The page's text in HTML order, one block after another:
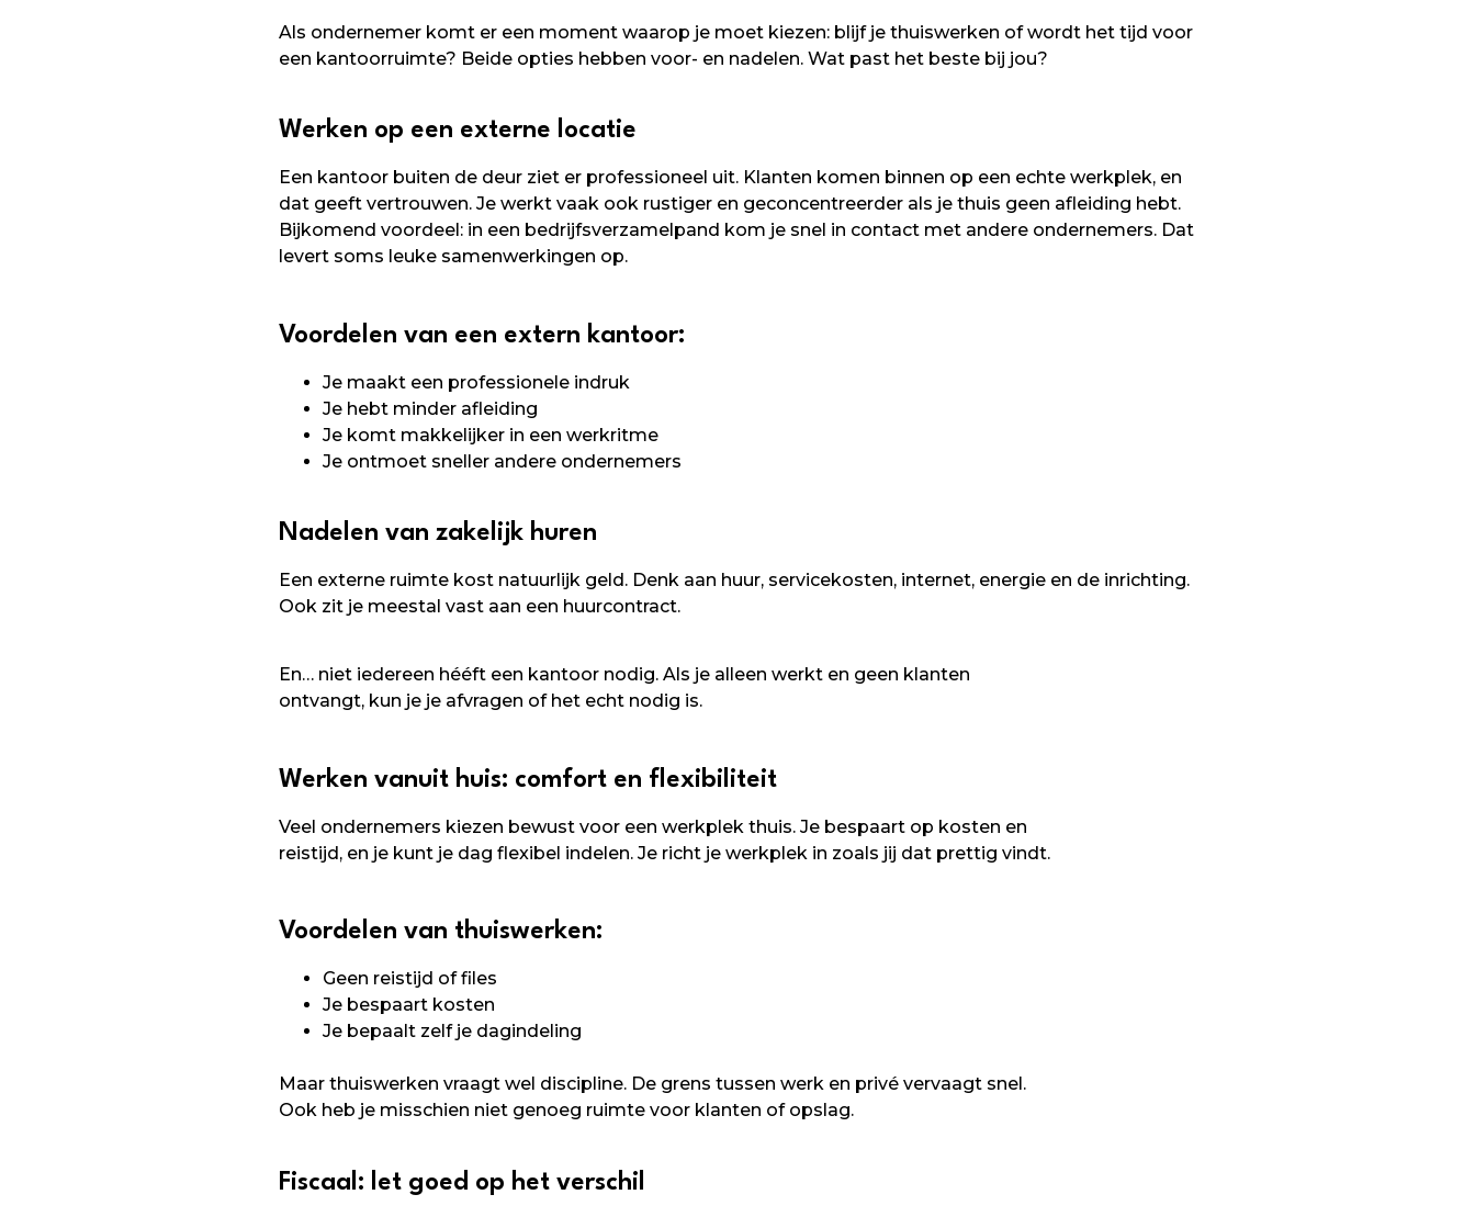
Als ondernemer komt er een moment waarop je moet kiezen: blijf je thuiswerken of wordt het tijd voor
een kantoorruimte? Beide opties hebben voor- en nadelen. Wat past het beste bij jou?
Werken op een externe locatie
Een kantoor buiten de deur ziet er professioneel uit. Klanten komen binnen op een echte werkplek, en
dat geeft vertrouwen. Je werkt vaak ook rustiger en geconcentreerder als je thuis geen afleiding hebt.
Bijkomend voordeel: in een bedrijfsverzamelpand kom je snel in contact met andere ondernemers. Dat
levert soms leuke samenwerkingen op.
Voordelen van een extern kantoor:
Je maakt een professionele indruk
Je hebt minder afleiding
Je komt makkelijker in een werkritme
Je ontmoet sneller andere ondernemers
Nadelen van zakelijk huren
Een externe ruimte kost natuurlijk geld. Denk aan huur, servicekosten, internet, energie en de inrichting.
Ook zit je meestal vast aan een huurcontract.
En… niet iedereen hééft een kantoor nodig. Als je alleen werkt en geen klanten
ontvangt, kun je je afvragen of het echt nodig is.
Werken vanuit huis: comfort en flexibiliteit
Veel ondernemers kiezen bewust voor een werkplek thuis. Je bespaart op kosten en
reistijd, en je kunt je dag flexibel indelen. Je richt je werkplek in zoals jij dat prettig vindt.
Voordelen van thuiswerken:
Geen reistijd of files
Je bespaart kosten
Je bepaalt zelf je dagindeling
Maar thuiswerken vraagt wel discipline. De grens tussen werk en privé vervaagt snel.
Ook heb je misschien niet genoeg ruimte voor klanten of opslag.
Fiscaal: let goed op het verschil